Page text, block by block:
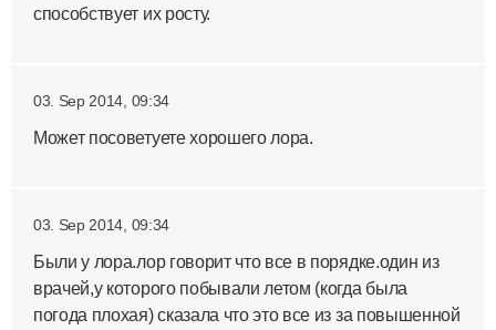
способствует их росту.
03. Sep 2014, 09:34
Может посоветуете хорошего лора.
03. Sep 2014, 09:34
Были у лора.лор говорит что все в порядке.один из
врачей,у которого побывали летом (когда была
погода плохая) сказала что это все из за повышенной